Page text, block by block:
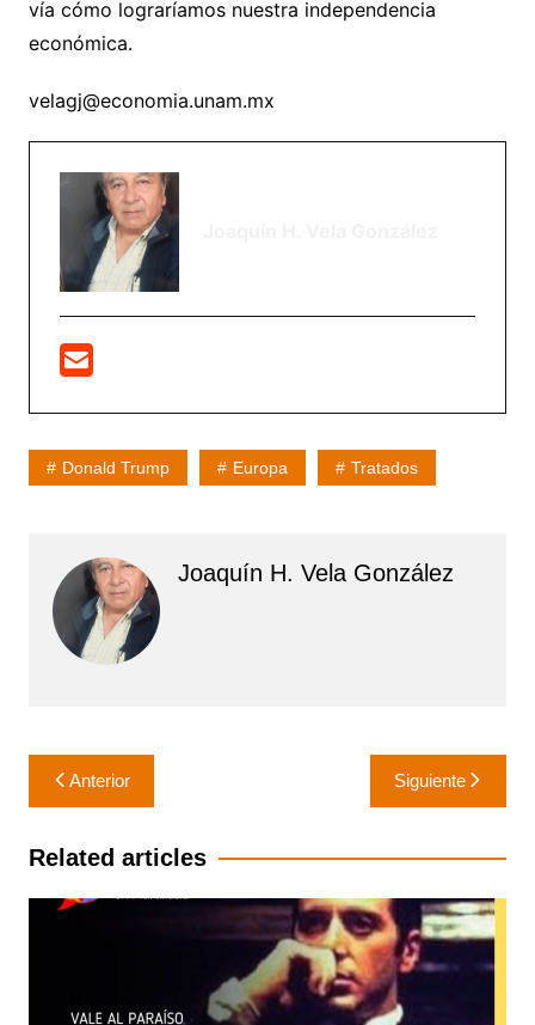
vía cómo lograríamos nuestra independencia
económica.
velagj@economia.unam.mx
Donald Trump Europa Tratados
Joaquín H. Vela González
Navegación
de
entradas
Anterior Siguiente
Related articles